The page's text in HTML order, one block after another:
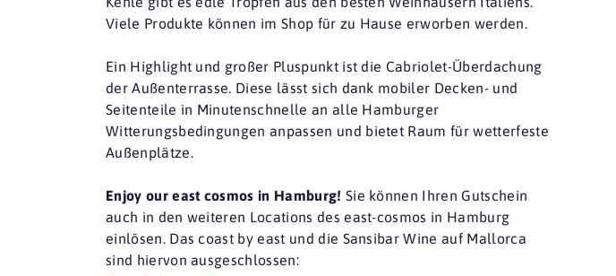
Viele Produkte können im Shop für zu Hause erworben werden.
Ein Highlight und großer Pluspunkt ist die Cabriolet-Überdachung
der Außenterrasse. Diese lässt sich dank mobiler Decken- und
Seitenteile in Minutenschnelle an alle Hamburger
Witterungsbedingungen anpassen und bietet Raum für wetterfeste
Außenplätze.
Enjoy our east cosmos in Hamburg! Sie können Ihren Gutschein
auch in den weiteren Locations des east-cosmos in Hamburg
einlösen. Das coast by east und die Sansibar Wine auf Mallorca
sind hiervon ausgeschlossen: